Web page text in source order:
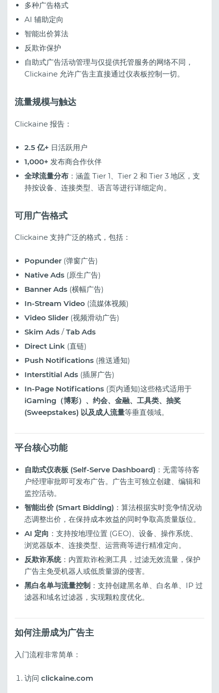
多种广告格式
AI 辅助定向
智能出价算法
反欺诈保护
自助式广告活动管理与仅提供托管服务的网络不同，
Clickaine 允许广告主直接通过仪表板控制一切。
流量规模与触达
Clickaine 报告：
2.5 亿+ 日活跃用户
1,000+ 发布商合作伙伴
全球流量分布 ：涵盖 Tier 1、Tier 2 和 Tier 3 地区，支
持按设备、连接类型、语言等进行详细定向。
可用广告格式
Clickaine 支持广泛的格式，包括：
Popunder (弹窗广告)
Native Ads (原生广告)
Banner Ads (横幅广告)
In-Stream Video (流媒体视频)
Video Slider (视频滑动广告)
Skim Ads / Tab Ads
Direct Link (直链)
Push Notifications (推送通知)
Interstitial Ads (插屏广告)
In-Page Notifications (页内通知)这些格式适用于
iGaming（博彩）、约会、金融、工具类、抽奖
(Sweepstakes) 以及成人流量等垂直领域。
平台核心功能
自助式仪表板 (Self-Serve Dashboard) ：无需等待客
户经理审批即可发布广告。广告主可独立创建、编辑和
监控活动。
智能出价 (Smart Bidding) ：算法根据实时竞争情况动
态调整出价，在保持成本效益的同时争取高质量版位。
AI 定向 ：支持按地理位置 (GEO)、设备、操作系统、
浏览器版本、连接类型、运营商等进行精准定向。
反欺诈系统：内置欺诈检测工具，过滤无效流量，保护
广告主免受机器人或低质量源的侵害。
黑白名单与流量控制 ：支持创建黑名单、白名单、IP 过
滤器和域名过滤器，实现颗粒度优化。
如何注册成为广告主
入门流程非常简单：
访问 clickaine.com